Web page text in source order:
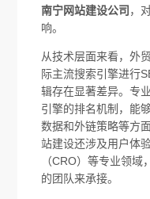
南宁网站建设公司 ，
响。
从技术层面来看，外
际主流搜索引擎进行
辑存在显著差异。专
引擎的排名机制，能
数据和外链策略等方
站建设还涉及用户体
（CRO）等专业领
的团队来承接。